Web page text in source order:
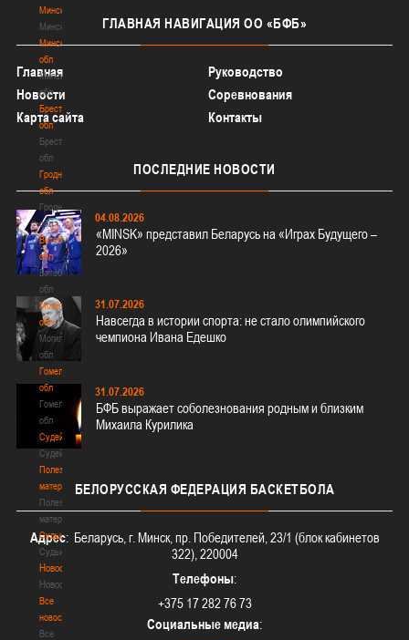
Минск
Минск
Минская
обл
Минская
обл
Брестская
обл
Брестская
обл
Гродненская
обл
Гродненская
обл
Витебская
обл
Витебская
обл
Могилевская
обл
Могилевская
обл
Гомельская
обл
Гомельская
обл
Судейство
Судейство
Полезные
материалы
Полезные
материалы
Судьи
Судьи
Новости
Новости
Все
новости
Все
ГЛАВНАЯ НАВИГАЦИЯ ОО «БФБ»
Главная
Руководство
Новости
Соревнования
Карта сайта
Контакты
ПОСЛЕДНИЕ НОВОСТИ
04.08.2026
«MINSK» представил Беларусь на «Играх Будущего –
2026»
31.07.2026
Навсегда в истории спорта: не стало олимпийского
чемпиона Ивана Едешко
31.07.2026
БФБ выражает соболезнования родным и близким
Михаила Курилика
БЕЛОРУССКАЯ ФЕДЕРАЦИЯ БАСКЕТБОЛА
Адрес: Беларусь, г. Минск, пр. Победителей, 23/1 (блок кабинетов
322), 220004
Телефоны:
+375 17 282 76 73
Социальные медиа: